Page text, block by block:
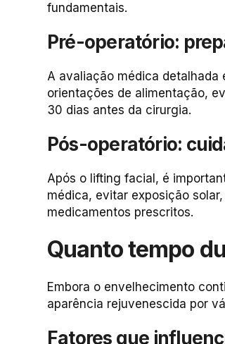
fundamentais.
Pré-operatório:
A avaliação médica detalhada
orientações de alimentação,
30 dias antes da cirurgia.
Pós-operatório:
Após o lifting facial, é
médica, evitar exposição
medicamentos prescritos.
Quanto tempo
Embora o envelhecimento
aparência rejuvenescida por
Fatores que